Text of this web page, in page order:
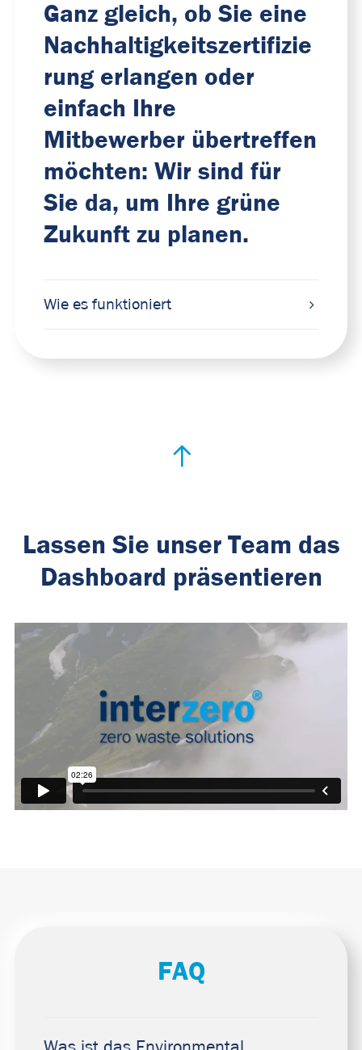
Ganz gleich, ob Sie eine
Nachhaltigkeitszertifizie
rung erlangen oder
einfach Ihre
Mitbewerber übertreffen
möchten: Wir sind für
Sie da, um Ihre grüne
Zukunft zu planen.
Wie es funktioniert
Lassen Sie unser Team das
Dashboard präsentieren
FAQ